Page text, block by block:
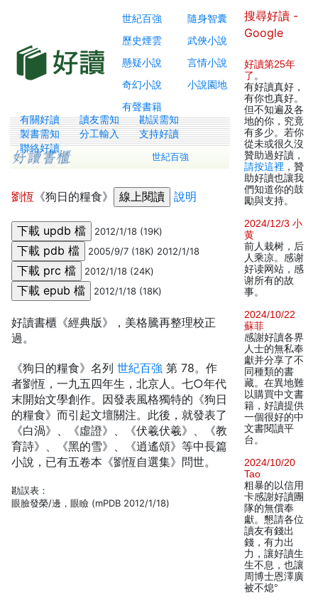
世紀百強
隨身智囊
歷史煙雲
武俠小說
懸疑小說
言情小說
奇幻小說
小說園地
有聲書籍
有關好讀 讀友需知
勘誤需知
製書需知
分工輸入
支持好讀
聯絡好讀
世紀百強
劉恆 《狗日的糧食》 說明
2012/1/18 (19K)
2005/9/7 (18K) 2012/1/18
2012/1/18 (24K)
2012/1/18 (18K)
好讀書櫃《經典版》，美格騰再整理校正
過。
《狗日的糧食》名列 世紀百強第 78。作
者劉恆，一九五四年生，北京人。七○年代
末開始文學創作。因發表風格獨特的《狗日
的糧食》而引起文壇關注。此後，就發表了
《白渦》、《虛證》、《伏羲伏羲》、《教
育詩》、《黑的雪》、《逍遙頌》等中長篇
小說，已有五卷本《劉恆自選集》問世。
勘誤表：
眼臉發榮/邊，眼瞼 (mPDB 2012/1/18)
搜尋好讀 -
Google
好讀第25年
了 。
有好讀真好，
有你也真好。
但不知遍及各
地的你，究竟
有多少。若你
從未或很久沒
贊助過好讀，
請按這裡 ，贊
助好讀也讓我
們知道你的鼓
勵與支持。
2024/12/3 小
黄
前人栽树，后
人乘凉。感谢
好读网站，感
谢所有的故
事。
2024/10/22
蘇菲
感謝好讀各界
人士的無私奉
獻并分享了不
同種類的書
藏。在異地難
以購買中文書
籍，好讀提供
一個很好的中
文書閱讀平
台。
2024/10/20
Tao
粗暴的以信用
卡感謝好讀團
隊的無償奉
獻。懇請各位
讀友有錢出
錢，有力出
力，讓好讀生
生不息，也讓
周博士恩澤廣
被不熄°